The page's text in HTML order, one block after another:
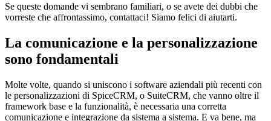
Se queste domande vi sembrano familiari, o se avete dei dubbi che
vorreste che affrontassimo, contattaci! Siamo felici di aiutarti.
La comunicazione e la personalizzazione
sono fondamentali
Molte volte, quando si uniscono i software aziendali più recenti con
le personalizzazioni di SpiceCRM, o SuiteCRM, che vanno oltre il
framework base e la funzionalità, è necessaria una corretta
comunicazione e integrazione da sistema a sistema. E va bene, ma